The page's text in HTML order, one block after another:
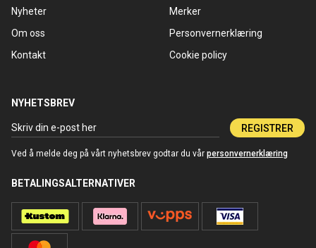
Nyheter
Om oss
Kontakt
Merker
Personvernerklæring
Cookie policy
NYHETSBREV
REGISTRER
Ved å melde deg på vårt nyhetsbrev godtar du vår personvernerklæring
BETALINGSALTERNATIVER